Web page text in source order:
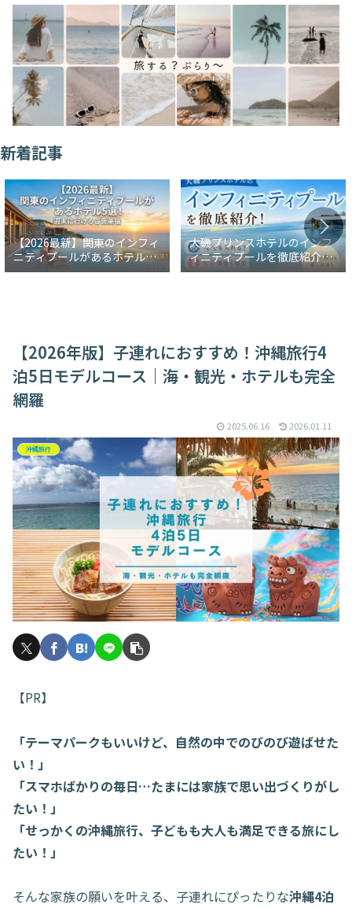
新着記事
【2026最新】関東のインフィ
ニティプールがあるホテル5
選！週末に行けるご褒美宿
大磯プリンスホテルのインフ
ィニティプールを徹底紹介！
冬でも入れる？水着事情も解
【2026年版】子連れにおすすめ！沖縄旅行4
泊5日モデルコース｜海・観光・ホテルも完全
網羅
2025.06.16 2026.01.11
沖縄旅行
【PR】
「テーマパークもいいけど、自然の中でのびのび遊ばせた
い！」
「スマホばかりの毎日…たまには家族で思い出づくりがし
たい！」
「せっかくの沖縄旅行、子どもも大人も満足できる旅にし
たい！」
そんな家族の願いを叶える、子連れにぴったりな沖縄4泊